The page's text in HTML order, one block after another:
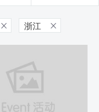
 浙江 